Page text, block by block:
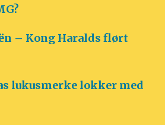
– Kong Haralds flørt
lukusmerke lokker med